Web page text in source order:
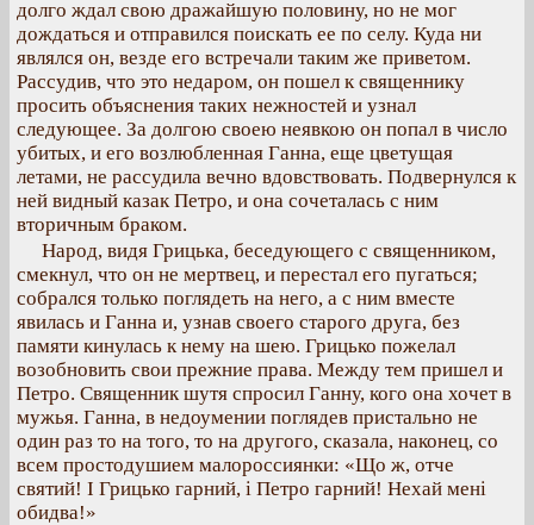
долго ждал свою дражайшую половину, но не мог
дождаться и отправился поискать ее по селу. Куда ни
являлся он, везде его встречали таким же приветом.
Рассудив, что это недаром, он пошел к священнику
просить объяснения таких нежностей и узнал
следующее. За долгою своею неявкою он попал в число
убитых, и его возлюбленная Ганна, еще цветущая
летами, не рассудила вечно вдовствовать. Подвернулся к
ней видный казак Петро, и она сочеталась с ним
вторичным браком.
Народ, видя Грицька, беседующего с священником,
смекнул, что он не мертвец, и перестал его пугаться;
собрался только поглядеть на него, а с ним вместе
явилась и Ганна и, узнав своего старого друга, без
памяти кинулась к нему на шею. Грицько пожелал
возобновить свои прежние права. Между тем пришел и
Петро. Священник шутя спросил Ганну, кого она хочет в
мужья. Ганна, в недоумении поглядев пристально не
один раз то на того, то на другого, сказала, наконец, со
всем простодушием малороссиянки: «Що ж, отче
святий! I Грицько гарний, і Петро гарний! Нехай мені
обидва!»